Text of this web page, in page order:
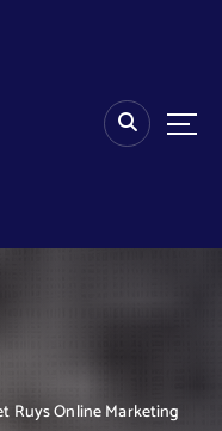
Ruys Online Marketing